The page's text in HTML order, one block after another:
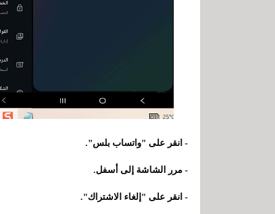
- انقر على "واتساب بلس".
- مرر الشاشة إلى أسفل.
- انقر على "إلغاء الاشتراك".